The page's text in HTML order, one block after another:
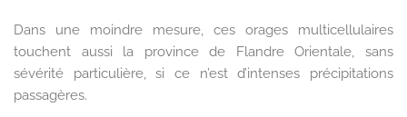
Dans une moindre mesure, ces orages multicellulaires
touchent aussi la province de Flandre Orientale, sans
sévérité particulière, si ce n’est d’intenses précipitations
passagères.